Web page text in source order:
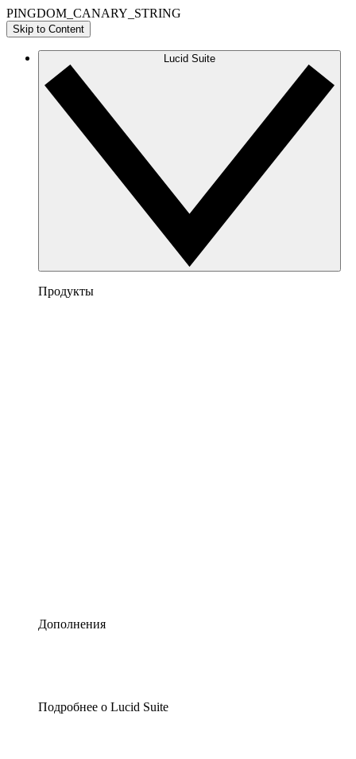
PINGDOM_CANARY_STRING
Skip to Content
Lucid Suite
Продукты
Дополнения
Подробнее о Lucid Suite